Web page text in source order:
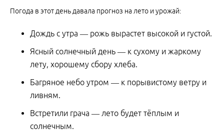
Погода в этот день давала прогноз на лето и урожай:
Дождь с утра — рожь вырастет высокой и густой.
Ясный солнечный день — к сухому и жаркому
лету, хорошему сбору хлеба.
Багряное небо утром — к порывистому ветру и
ливням.
Встретили грача — лето будет тёплым и
солнечным.